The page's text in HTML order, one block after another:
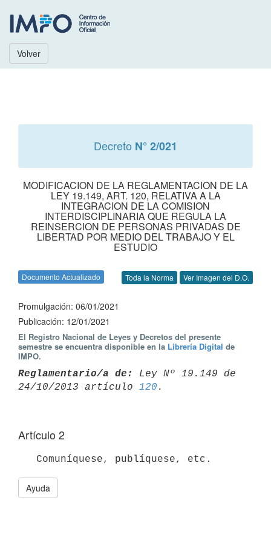
Volver
Decreto N° 2/021
MODIFICACION DE LA REGLAMENTACION DE LA
LEY 19.149, ART. 120, RELATIVA A LA
INTEGRACION DE LA COMISION
INTERDISCIPLINARIA QUE REGULA LA
REINSERCION DE PERSONAS PRIVADAS DE
LIBERTAD POR MEDIO DEL TRABAJO Y EL
ESTUDIO
Documento Actualizado Toda la Norma Ver Imagen del D.O.
Promulgación: 06/01/2021
Publicación: 12/01/2021
El Registro Nacional de Leyes y Decretos del presente
semestre se encuentra disponible en la Librería Digital de
IMPO.
Reglamentario/a de:
Ley Nº 19.149 de
24/10/2013 artículo 120
Artículo 2
Ayuda